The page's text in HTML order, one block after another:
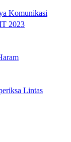
Komunikasi
2023
Lintas